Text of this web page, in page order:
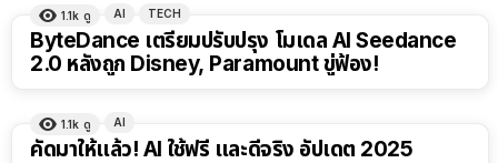
1.1k ดู AI TECH
ByteDance เตรียมปรับปรุง โมเดล AI Seedance
2.0 หลังถูก Disney, Paramount ขู่ฟ้อง!
1.1k ดู AI
คัดมาให้แล้ว! AI ใช้ฟรี และดีจริง อัปเดต 2025